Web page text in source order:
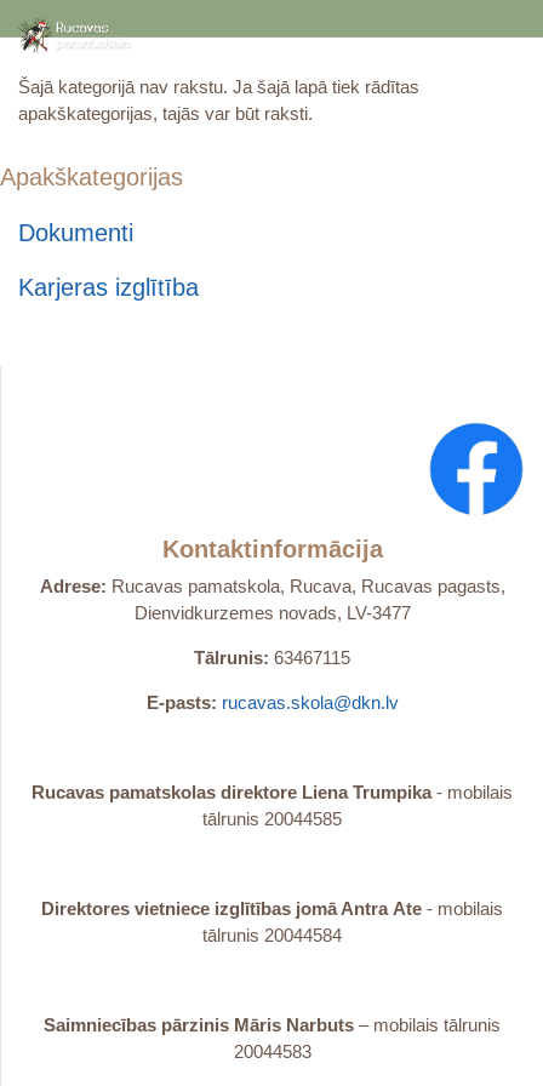
Šajā kategorijā nav rakstu. Ja šajā lapā tiek rādītas
apakškategorijas, tajās var būt raksti.
Apakškategorijas
Dokumenti
Karjeras izglītība
Kontaktinformācija
Adrese: Rucavas pamatskola, Rucava, Rucavas pagasts,
Dienvidkurzemes novads, LV-3477
Tālrunis: 63467115
E-pasts: rucavas.skola@dkn.lv
Rucavas pamatskolas direktore Liena Trumpika- mobilais
tālrunis 20044585
Direktores vietniece izglītības jomā Antra Ate - mobilais
tālrunis 20044584
Saimniecības pārzinis Māris Narbuts – mobilais tālrunis
20044583